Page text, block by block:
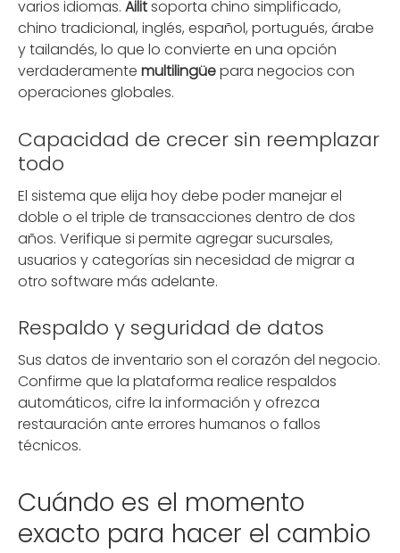
varios idiomas. Ailitsoporta chino simplificado,
chino tradicional, inglés, español, portugués, árabe
y tailandés, lo que lo convierte en una opción
verdaderamente multilingüepara negocios con
operaciones globales.
Capacidad de crecer sin reemplazar
todo
El sistema que elija hoy debe poder manejar el
doble o el triple de transacciones dentro de dos
años. Verifique si permite agregar sucursales,
usuarios y categorías sin necesidad de migrar a
otro software más adelante.
Respaldo y seguridad de datos
Sus datos de inventario son el corazón del negocio.
Confirme que la plataforma realice respaldos
automáticos, cifre la información y ofrezca
restauración ante errores humanos o fallos
técnicos.
Cuándo es el momento
exacto para hacer el cambio